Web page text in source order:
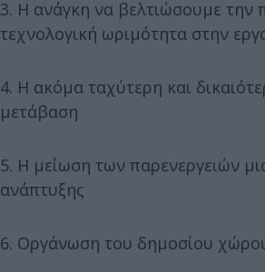
3. Η ανάγκη να βελτιώσουμε την
τεχνολογική ωριμότητα στην
4. Η ακόμα ταχύτερη και
μετάβαση
5. Η μείωση των παρενεργειών
ανάπτυξης
6. Οργάνωση του δημοσίου